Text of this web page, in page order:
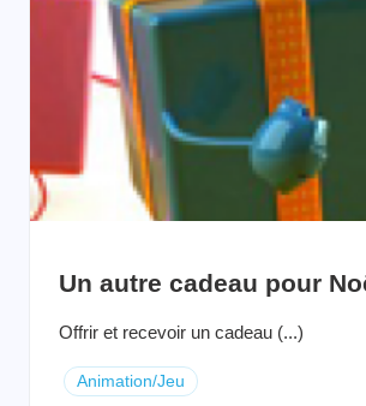
Un autre cadeau pour
Offrir et recevoir un cadeau (...)
Animation/Jeu